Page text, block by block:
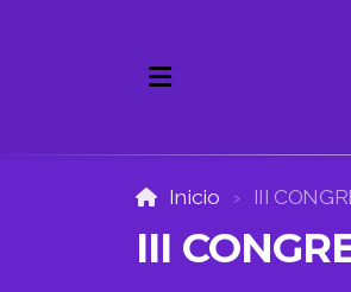
Inicio III
III